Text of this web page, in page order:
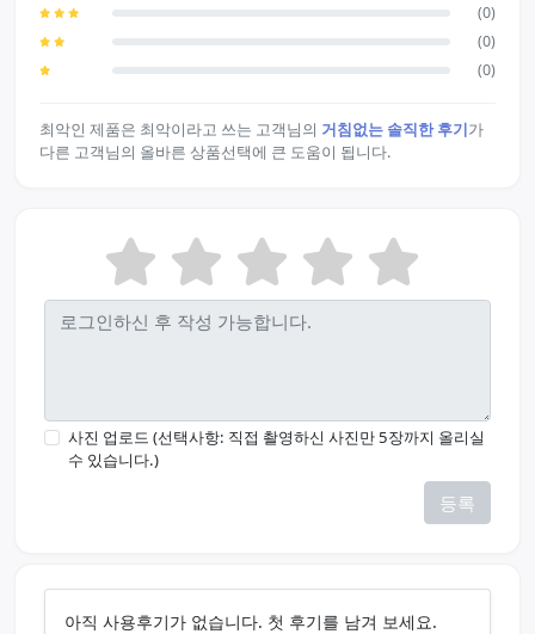
(0)
(0)
(0)
최악인 제품은 최악이라고 쓰는 고객님의 거침없는 솔직한 후기가
다른 고객님의 올바른 상품선택에 큰 도움이 됩니다.
사진 업로드 (선택사항: 직접 촬영하신 사진만 5장까지 올리실
수 있습니다.)
등록
아직 사용후기가 없습니다. 첫 후기를 남겨 보세요.